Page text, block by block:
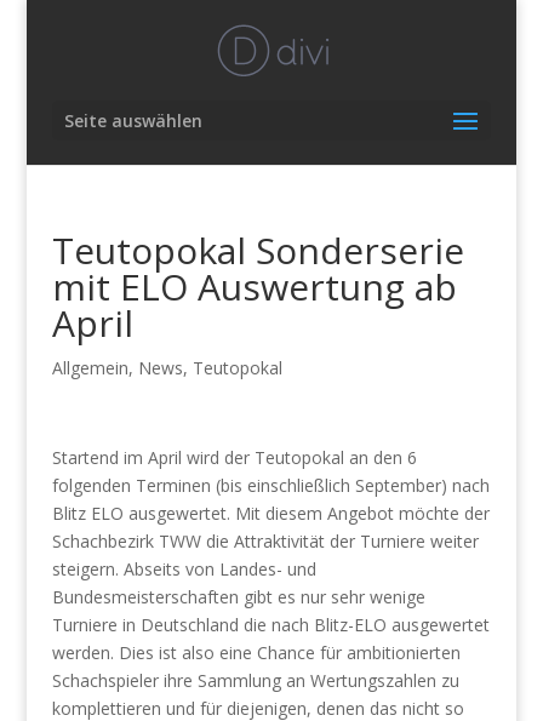
Seite auswählen
Teutopokal Sonderserie
mit ELO Auswertung ab
April
Allgemein, News, Teutopokal
Startend im April wird der Teutopokal an den 6
folgenden Terminen (bis einschließlich September) nach
Blitz ELO ausgewertet. Mit diesem Angebot möchte der
Schachbezirk TWW die Attraktivität der Turniere weiter
steigern. Abseits von Landes- und
Bundesmeisterschaften gibt es nur sehr wenige
Turniere in Deutschland die nach Blitz-ELO ausgewertet
werden. Dies ist also eine Chance für ambitionierten
Schachspieler ihre Sammlung an Wertungszahlen zu
komplettieren und für diejenigen, denen das nicht so